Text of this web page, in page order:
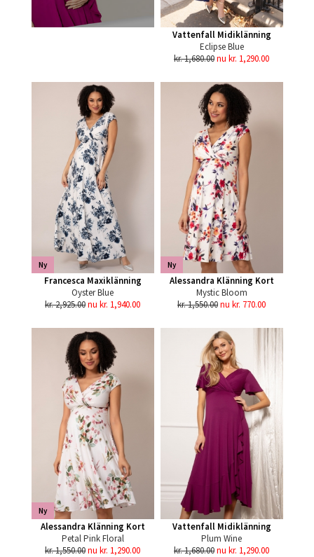
Vattenfall Midiklänning
Eclipse Blue
kr. 1,680.00nu kr. 1,290.00
Ny
Francesca Maxiklänning
Oyster Blue
kr. 2,925.00nu kr. 1,940.00
Ny
Alessandra Klänning Kort
Mystic Bloom
kr. 1,550.00nu kr. 770.00
Ny
Alessandra Klänning Kort
Petal Pink Floral
kr. 1,550.00nu kr. 1,290.00
Vattenfall Midiklänning
Plum Wine
kr. 1,680.00nu kr. 1,290.00